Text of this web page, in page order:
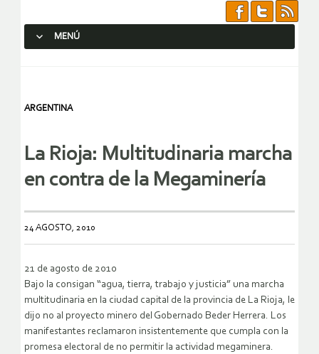
MENÚ
ARGENTINA
La Rioja: Multitudinaria marcha
en contra de la Megaminería
24 AGOSTO, 2010
21 de agosto de 2010
Bajo la consigan “agua, tierra, trabajo y justicia” una marcha
multitudinaria en la ciudad capital de la provincia de La Rioja, le
dijo no al proyecto minero del Gobernado Beder Herrera. Los
manifestantes reclamaron insistentemente que cumpla con la
promesa electoral de no permitir la actividad megaminera.